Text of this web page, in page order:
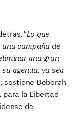
“Lo que
campaña de
una gran
agenda, ya sea
, sostiene Deborah
para la Libertad
de